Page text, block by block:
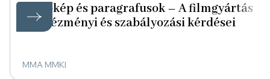
Mozgókép és paragrafusok – A filmgyártás
intézményi és szabályozási kérdései
MMA MMKI